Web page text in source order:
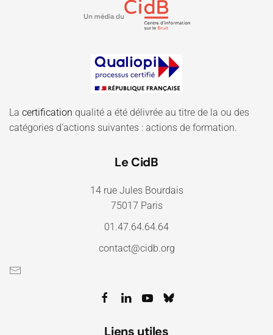
La certification qualité a été délivrée au titre de la ou des
catégories d'actions suivantes : actions de formation.
Le CidB
14 rue Jules Bourdais
75017 Paris
01.47.64.64.64
contact@cidb.org
Liens utiles